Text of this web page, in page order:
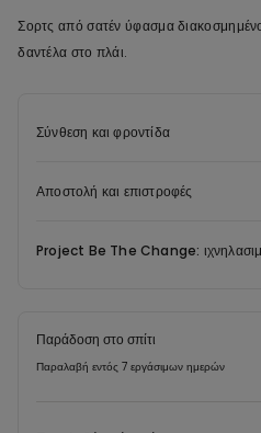
Σορτς από σατέν ύφασμα
δαντέλα στο πλάι.
Σύνθεση και φροντίδα
Αποστολή και επιστροφές
Project Be The Change:
Παράδοση στο σπίτι
Παραλαβή εντός 7 εργάσιμων ημερών